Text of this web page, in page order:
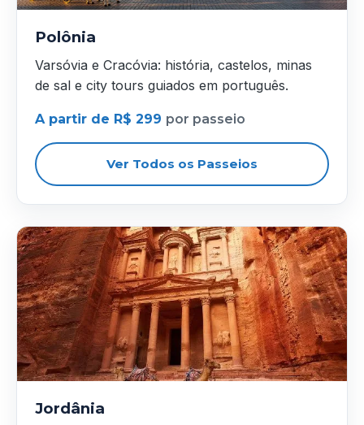
Polônia
Varsóvia e Cracóvia: história, castelos, minas
de sal e city tours guiados em português.
A partir de R$ 299 por passeio
Ver Todos os Passeios
Jordânia